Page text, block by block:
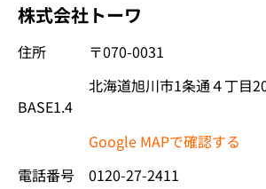
株式会社トーワ
住所 〒070-0031
北海道旭川市1条通４丁目
BASE1.4
Google MAPで確認する
電話番号 0120-27-2411